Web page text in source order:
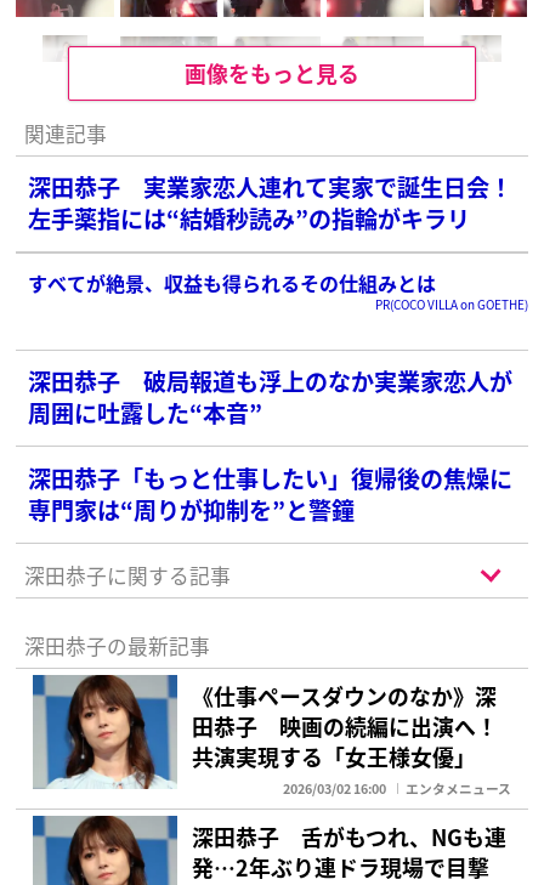
画像をもっと見る
関連記事
深田恭子 実業家恋人連れて実家で誕生日会！
左手薬指には“結婚秒読み”の指輪がキラリ
すべてが絶景、収益も得られるその仕組みとは
PR(COCO VILLA on GOETHE)
深田恭子 破局報道も浮上のなか実業家恋人が
周囲に吐露した“本音”
深田恭子「もっと仕事したい」復帰後の焦燥に
専門家は“周りが抑制を”と警鐘
深田恭子に関する記事
深田恭子の最新記事
《仕事ペースダウンのなか》深
田恭子 映画の続編に出演へ！
共演実現する「女王様女優」
2026/03/02 16:00 エンタメニュース
深田恭子 舌がもつれ、NGも連
発…2年ぶり連ドラ現場で目撃